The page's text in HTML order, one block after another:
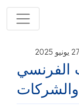
الفرنسي
والشركات